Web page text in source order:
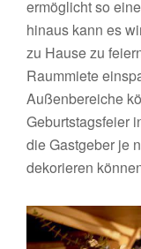
ermöglicht so
hinaus kann es
zu Hause zu
Raummiete
Außenbereiche
Geburtstagsfeier
die Gastgeber je
dekorieren